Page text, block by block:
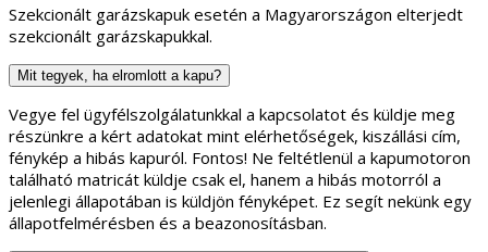
Szekcionált garázskapuk esetén a Magyarországon elterjedt
szekcionált garázskapukkal.
Mit tegyek, ha elromlott a kapu?
Vegye fel ügyfélszolgálatunkkal a kapcsolatot és küldje meg
részünkre a kért adatokat mint elérhetőségek, kiszállási cím,
fénykép a hibás kapuról. Fontos! Ne feltétlenül a kapumotoron
található matricát küldje csak el, hanem a hibás motorról a
jelenlegi állapotában is küldjön fényképet. Ez segít nekünk egy
állapotfelmérésben és a beazonosításban.